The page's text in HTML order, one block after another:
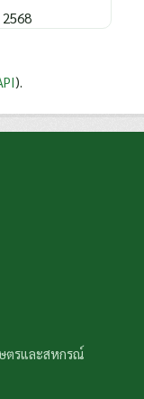
).
ตรและสหกรณ์